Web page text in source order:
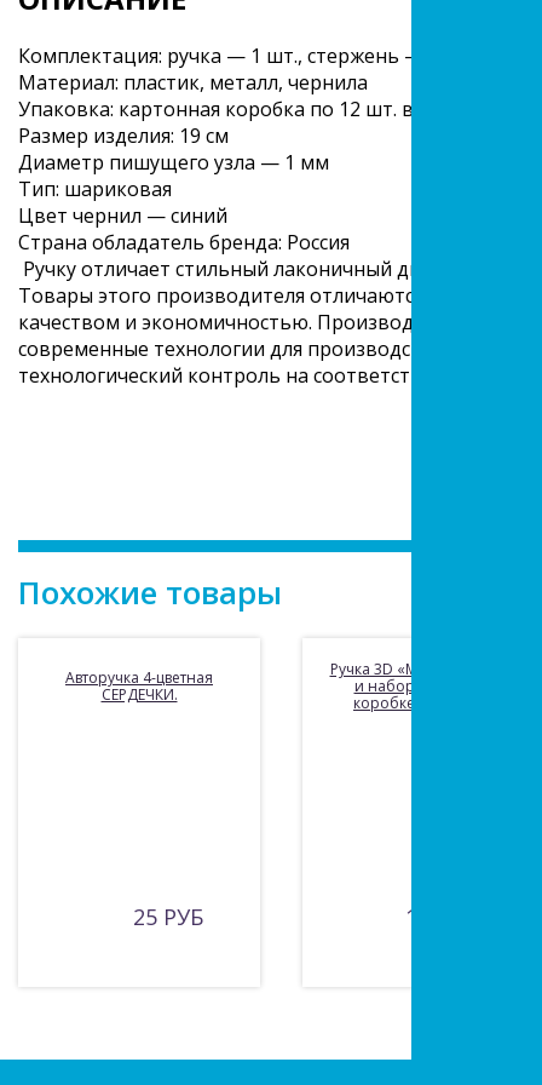
Комплектация: ручка — 1 шт., стержень — 1 шт.
Материал: пластик, металл, чернила
Упаковка: картонная коробка по 12 шт. в упаковке
Размер изделия: 19 см
Диаметр пишущего узла — 1 мм
Тип: шариковая
Цвет чернил — синий
Страна обладатель бренда: Россия
Ручку отличает стильный лаконичный дизайн.
Товары этого производителя отличаются хорошим
качеством и экономичностью. Производитель
современные технологии для производства своей
технологический контроль на соответствие
Похожие товары
Авторучка 4-цветная
СЕРДЕЧКИ.
25 РУБ
Ручка 3D «Мир фантазий»
и набор пластика в
коробке 22х6х17см
1095 РУБ